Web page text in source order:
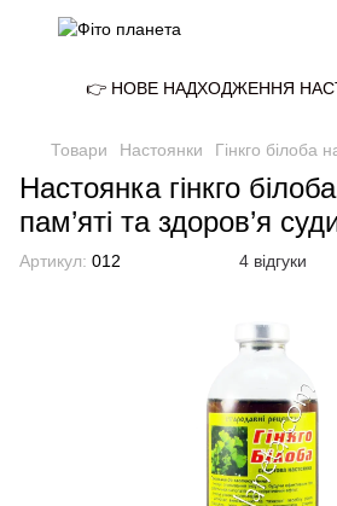
👉 НОВЕ НАДХОДЖЕННЯ
Товари Настоянки Гінкго білоба
Настоянка гінкго
пам’яті та здоров’я
Артикул: 012 4 відгуки